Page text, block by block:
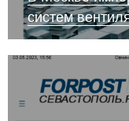
систем